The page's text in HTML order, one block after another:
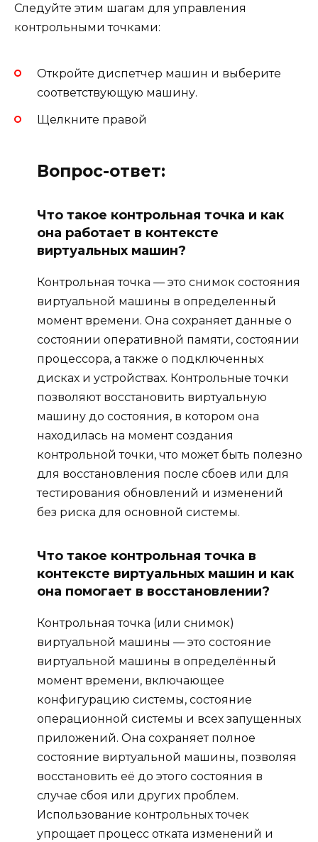
Следуйте этим шагам для управления
контрольными точками:
Откройте диспетчер машин и выберите
соответствующую машину.
Щелкните правой
Вопрос-ответ:
Что такое контрольная точка и как
она работает в контексте
виртуальных машин?
Контрольная точка — это снимок состояния
виртуальной машины в определенный
момент времени. Она сохраняет данные о
состоянии оперативной памяти, состоянии
процессора, а также о подключенных
дисках и устройствах. Контрольные точки
позволяют восстановить виртуальную
машину до состояния, в котором она
находилась на момент создания
контрольной точки, что может быть полезно
для восстановления после сбоев или для
тестирования обновлений и изменений
без риска для основной системы.
Что такое контрольная точка в
контексте виртуальных машин и как
она помогает в восстановлении?
Контрольная точка (или снимок)
виртуальной машины — это состояние
виртуальной машины в определённый
момент времени, включающее
конфигурацию системы, состояние
операционной системы и всех запущенных
приложений. Она сохраняет полное
состояние виртуальной машины, позволяя
восстановить её до этого состояния в
случае сбоя или других проблем.
Использование контрольных точек
упрощает процесс отката изменений и